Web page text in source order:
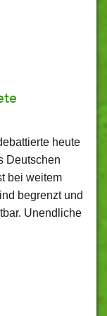
heute
Deutschen
bei weitem
begrenzt und
Unendliche